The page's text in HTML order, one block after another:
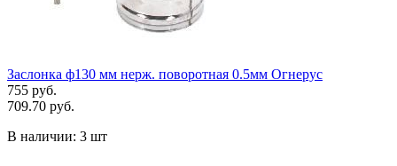
Заслонка ф130 мм нерж. поворотная 0.5мм Огнерус
755 руб.
709.70 руб.
В наличии: 3 шт